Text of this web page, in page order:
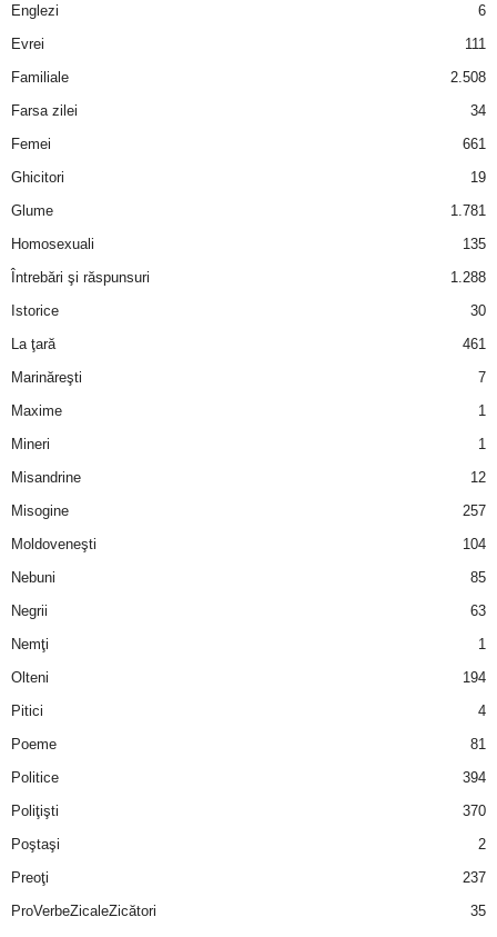
Englezi
6
Evrei
111
Familiale
2.508
Farsa zilei
34
Femei
661
Ghicitori
19
Glume
1.781
Homosexuali
135
Întrebări şi răspunsuri
1.288
Istorice
30
La ţară
461
Marinăreşti
7
Maxime
1
Mineri
1
Misandrine
12
Misogine
257
Moldoveneşti
104
Nebuni
85
Negrii
63
Nemţi
1
Olteni
194
Pitici
4
Poeme
81
Politice
394
Poliţişti
370
Poştaşi
2
Preoţi
237
ProVerbeZicaleZicători
35